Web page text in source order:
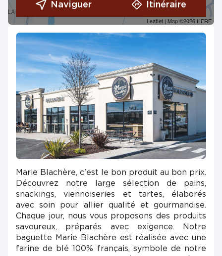
Leaflet | Map ©2026 HERE
Naviguer Itinéraire
Marie Blachère, c'est le bon produit au bon prix.
Découvrez notre large sélection de pains,
snackings, viennoiseries et tartes, élaborés
avec soin pour allier qualité et gourmandise.
Chaque jour, nous vous proposons des produits
savoureux, préparés avec exigence. Notre
baguette Marie Blachère est réalisée avec une
farine de blé 100% français, symbole de notre